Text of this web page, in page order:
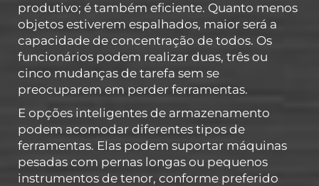
produtivo; é também eficiente. Quanto menos
objetos estiverem espalhados, maior será a
capacidade de concentração de todos. Os
funcionários podem realizar duas, três ou
cinco mudanças de tarefa sem se
preocuparem em perder ferramentas.
E opções inteligentes de armazenamento
podem acomodar diferentes tipos de
ferramentas. Elas podem suportar máquinas
pesadas com pernas longas ou pequenos
instrumentos de tenor, conforme preferido